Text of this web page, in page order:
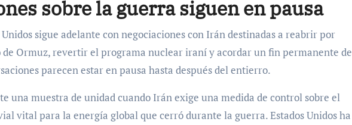
sobre la guerra siguen en pausa
Unidos sigue adelante con negociaciones con Irán destinadas a reabrir por
Ormuz, revertir el programa nuclear iraní y acordar un fin permanente de
parecen estar en pausa hasta después del entierro.
una muestra de unidad cuando Irán exige una medida de control sobre el
vital para la energía global que cerró durante la guerra. Estados Unidos ha